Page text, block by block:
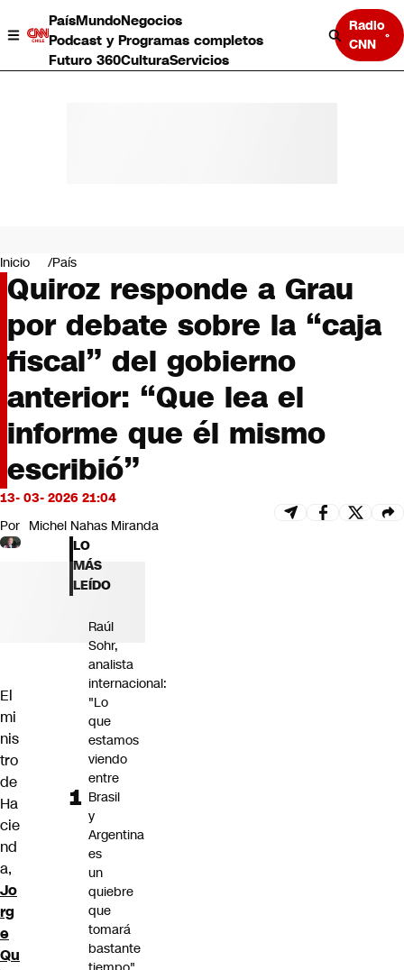
PaísMundoNegocios
Podcast y Programas completos
Futuro 360CulturaServicios
Radio
CNN
Negocios
Deportes
Programas completos
Cultura
Servicios
Bits
CNN tiempo
Futuro 360
Opinión
Inicio País
Quiroz responde a Grau
por debate sobre la “caja
fiscal” del gobierno
anterior: “Que lea el
informe que él mismo
escribió”
13- 03- 2026 21:04
Por Michel Nahas Miranda
El
mi
nis
tro
de
Ha
cie
nd
a,
Jo
rg
e
Qu
LO
MÁS
LEÍDO
Raúl
Sohr,
analista
internacional:
"Lo
que
estamos
viendo
entre
Brasil
y
Argentina
es
un
quiebre
que
tomará
bastante